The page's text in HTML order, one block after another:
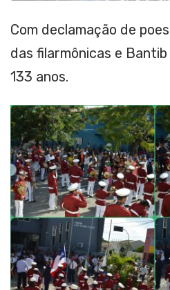
Com declamação de
das filarmônicas e
133 anos.